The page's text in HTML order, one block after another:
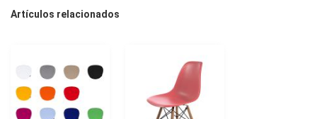
Artículos relacionados